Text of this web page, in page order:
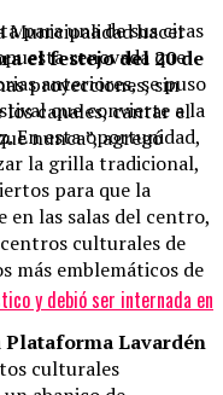
Municipalidad hacer
el festejo del 20 de
proyecciones, sin
los canales, cantar el
nunca”, agregó
y debió ser internada en
para una de sus citas
renovada que
anteriores, se puso
que convierte a la
En esta oportunidad,
la grilla tradicional,
para que la
en las salas del centro,
culturales de
más emblemáticos de
Plataforma Lavardén
culturales